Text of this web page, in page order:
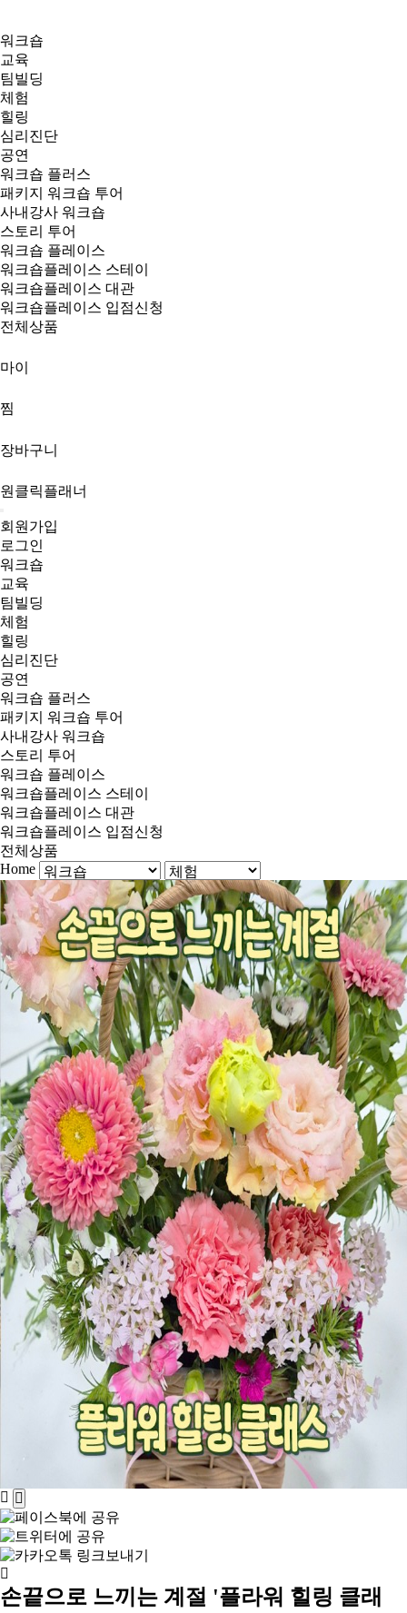
워크숍
교육
팀빌딩
체험
힐링
심리진단
공연
워크숍 플러스
패키지 워크숍 투어
사내강사 워크숍
스토리 투어
워크숍 플레이스
워크숍플레이스 스테이
워크숍플레이스 대관
워크숍플레이스 입점신청
전체상품
마이
찜
장바구니
원클릭플래너
회원가입
로그인
워크숍
교육
팀빌딩
체험
힐링
심리진단
공연
워크숍 플러스
패키지 워크숍 투어
사내강사 워크숍
스토리 투어
워크숍 플레이스
워크숍플레이스 스테이
워크숍플레이스 대관
워크숍플레이스 입점신청
전체상품
Home
손끝으로 느끼는 계절 '플라워 힐링 클래